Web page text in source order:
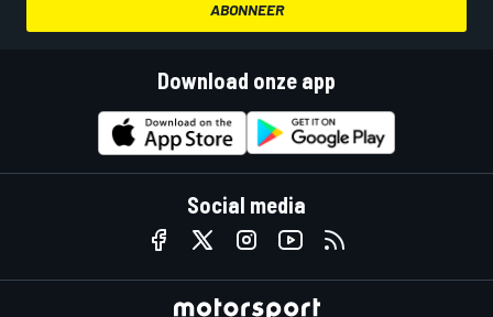
ABONNEER
Download onze app
Social media